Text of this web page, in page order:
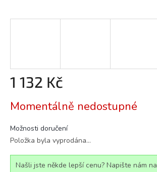
1 132 Kč
cena:
Momentálně nedostupné
Možnosti doručení
Položka byla vyprodána…
Našli jste někde lepší cenu? Napište nám na